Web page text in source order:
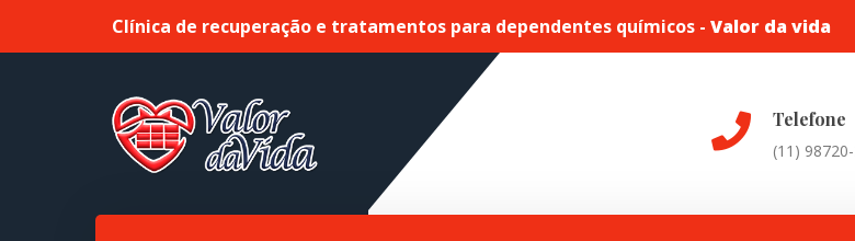
Clínica de recuperação e tratamentos para dependentes químicos - Valor da vida
Telefone
(11)